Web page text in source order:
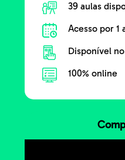
39 aulas
Acesso por 1
Disponível
100% online